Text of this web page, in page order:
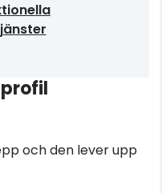
och den lever upp